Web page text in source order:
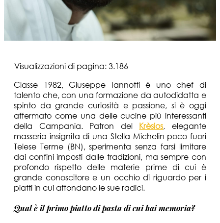
Visualizzazioni di pagina:3.186
Classe 1982, Giuseppe Iannotti è uno chef di
talento che, con una formazione da autodidatta e
spinto da grande curiosità e passione, si è oggi
affermato come una delle cucine più interessanti
della Campania. Patron del Krèsios,elegante
masseria insignita di una Stella Michelin poco fuori
Telese Terme (BN), sperimenta senza farsi limitare
dai confini imposti dalle tradizioni, ma sempre con
profondo rispetto delle materie prime di cui è
grande conoscitore e un occhio di riguardo per i
piatti in cui affondano le sue radici.
Qual è il primo piatto di pasta di cui hai memoria?